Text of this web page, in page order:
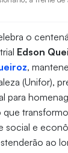
o
Edson
,
(Unifor),
para
que
social e
ao